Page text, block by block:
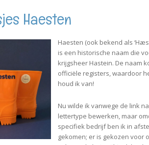
Haesten
Haesten (ook bekend als
is een historische naam die
krijgsheer Hastein. De naam
officiële registers, waardoor
houd ik van!
Nu wilde ik vanwege de link
lettertype bewerken, maar
specifiek bedrijf ben ik in
gekomen; er is gekozen voor